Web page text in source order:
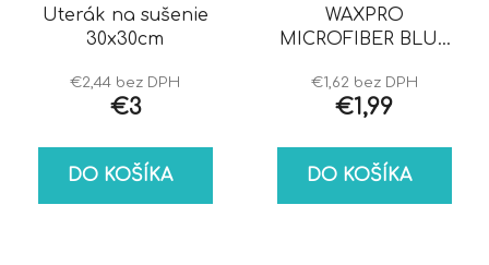
Uterák na sušenie
30x30cm
€2,44 bez DPH
€3
DO KOŠÍKA
WAXPRO
MICROFIBER BLUE
€1,62 bez DPH
€1,99
DO KOŠÍKA